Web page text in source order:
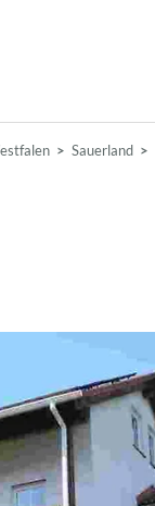
Sauerland